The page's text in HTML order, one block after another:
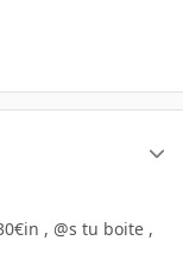
, @s tu boite ,